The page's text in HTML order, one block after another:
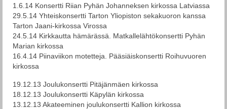
1.6.14 Konsertti Riian Pyhän Johanneksen kirkossa Latviassa
29.5.14 Yhteiskonsertti Tarton Yliopiston sekakuoron kanssa
Tarton Jaani-kirkossa Virossa
24.5.14 Kirkkautta hämärässä. Matkallelähtökonsertti Pyhän
Marian kirkossa
16.4.14 Piinaviikon motetteja. Pääsiäiskonsertti Roihuvuoren
kirkossa
19.12.13 Joulukonsertti Pitäjänmäen kirkossa
18.12.13 Joulukonsertti Käpylän kirkossa
13.12.13 Akateeminen joulukonsertti Kallion kirkossa